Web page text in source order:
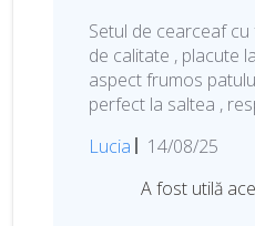
Setul de cearceaf
de calitate , placute
aspect frumos
perfect la saltea ,
Lucia
D
t
14/08/25
A fost utilă